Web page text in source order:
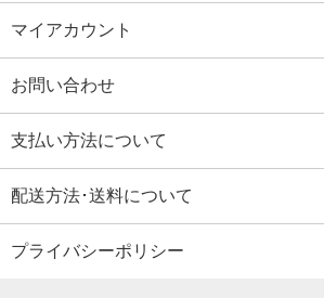
マイアカウント
お問い合わせ
支払い方法について
配送方法･送料について
プライバシーポリシー